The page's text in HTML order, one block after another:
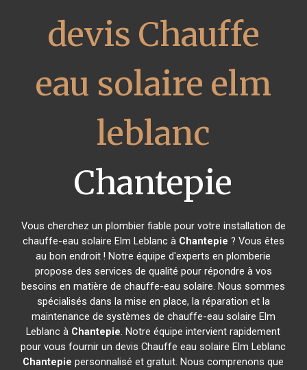
devis Chauffe
eau solaire elm
leblanc
Chantepie
Vous cherchez un plombier fiable pour votre installation de
chauffe-eau solaire Elm Leblanc à Chantepie ? Vous êtes
au bon endroit ! Notre équipe d'experts en plomberie
propose des services de qualité pour répondre à vos
besoins en matière de chauffe-eau solaire. Nous sommes
spécialisés dans la mise en place, la réparation et la
maintenance de systèmes de chauffe-eau solaire Elm
Leblanc à Chantepie. Notre équipe intervient rapidement
pour vous fournir un devis Chauffe eau solaire Elm Leblanc
Chantepie personnalisé et gratuit. Nous comprenons que